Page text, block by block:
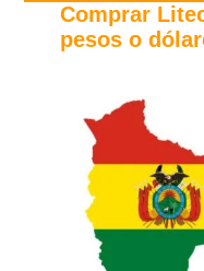
Comprar
pesos o